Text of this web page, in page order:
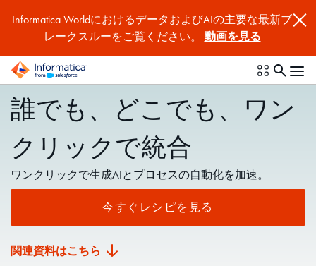
Informatica WorldにおけるデータおよびAIの主要な最新ブ
レークスルーをご覧ください。 動画を見る
誰でも、どこでも、ワン
クリックで統合
ワンクリックで生成AIとプロセスの自動化を加速。
今すぐレシピを見る
関連資料はこちら